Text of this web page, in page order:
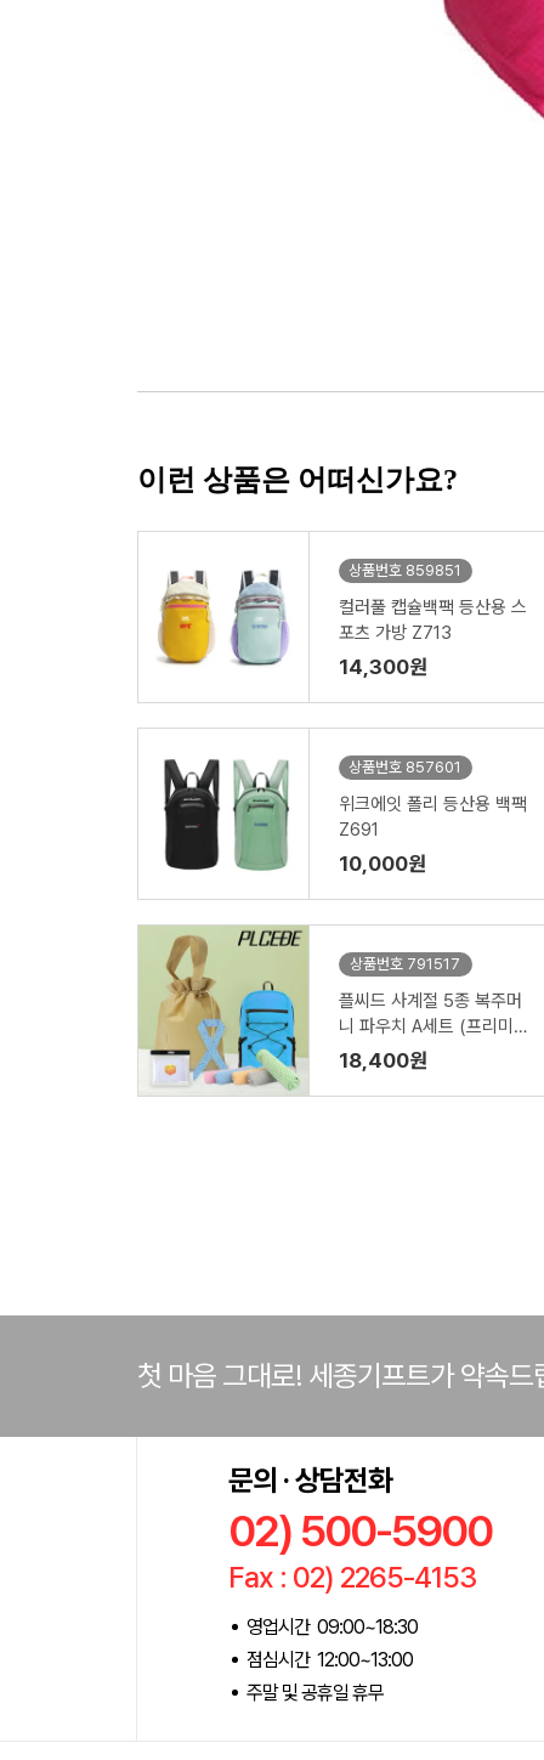
이런 상품은 어떠신가요?
상품번호 859851
컬러풀 캡슐백팩 등산용 스
포츠 가방 Z713
14,300원
상품번호 857601
위크에잇 폴리 등산용 백팩
Z691
10,000원
상품번호 791517
플씨드 사계절 5종 복주머
니 파우치 A세트 (프리미엄
접이식 스포츠 백팩PMB-0
1+뱀부얀 쿨타올+물방울
쿨스카프+고급 밴딩 쿨토
18,400원
첫 마음 그대로! 세종기프트가 약속드
문의 · 상담전화
02) 500-5900
Fax : 02) 2265-4153
영업시간 09:00~18:30
점심시간 12:00~13:00
주말 및 공휴일 휴무